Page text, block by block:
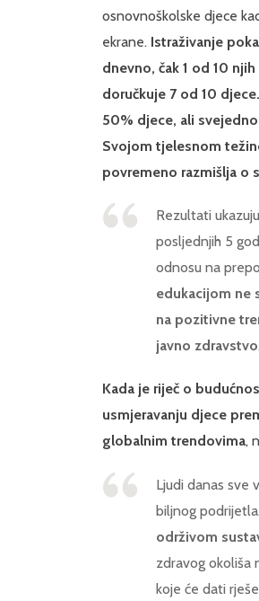
osnovnoškolske djece
ekrane. Istraživanje
dnevno, čak 1 od 10
doručkuje 7 od 10
50% djece, ali
Svojom tjelesnom
povremeno razmišlja o
Rezultati
posljednjih 5
odnosu na
edukacijom ne
na pozitivne
javno zdravstvo.
Kada je riječ o
usmjeravanju djece
globalnim trendovima,
Ljudi danas sve
biljnog
održivom
zdravog okoliša
koje će dati